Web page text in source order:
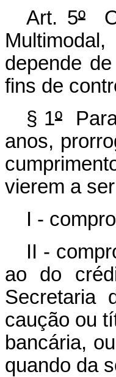
Art. 5ºO
depende
fins de
§ 1ºPara
anos,
vierem a
I -
II -
ao do
Secretaria
caução ou
bancária,
quando da